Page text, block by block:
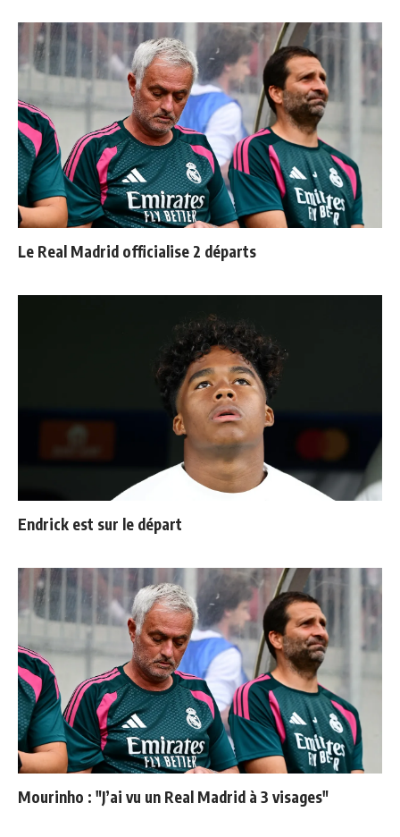
Le Real Madrid officialise 2 départs
Endrick est sur le départ
Mourinho : "J’ai vu un Real Madrid à 3 visages"